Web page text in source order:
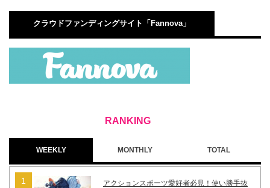
クラウドファンディングサイト「Fannova」
WEEKLY MONTHLY TOTAL
アクションスポーツ愛好者必見！使い勝手抜